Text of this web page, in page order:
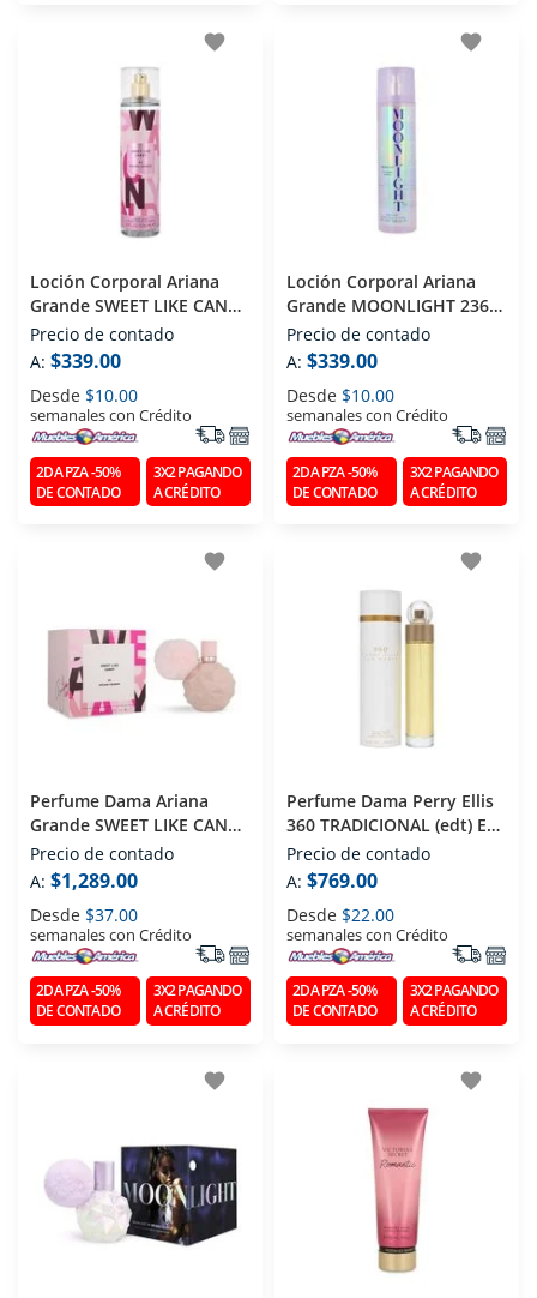
favorite
Loción Corporal Ariana
Grande SWEET LIKE CANDY
236 Ml
Precio de contado
A: $339.00
Desde $10.00
semanales con Crédito
2DA PZA -50%
DE CONTADO
3X2 PAGANDO
A CRÉDITO
favorite
Loción Corporal Ariana
Grande MOONLIGHT 236
Ml
Precio de contado
A: $339.00
Desde $10.00
semanales con Crédito
2DA PZA -50%
DE CONTADO
3X2 PAGANDO
A CRÉDITO
favorite
Perfume Dama Ariana
Grande SWEET LIKE CANDY
(edp) Eau De Parfum 100
Ml
Precio de contado
A: $1,289.00
Desde $37.00
semanales con Crédito
2DA PZA -50%
DE CONTADO
3X2 PAGANDO
A CRÉDITO
favorite
Perfume Dama Perry Ellis
360 TRADICIONAL (edt) Eau
De Toilette 100 Ml
Precio de contado
A: $769.00
Desde $22.00
semanales con Crédito
2DA PZA -50%
DE CONTADO
3X2 PAGANDO
A CRÉDITO
favorite favorite